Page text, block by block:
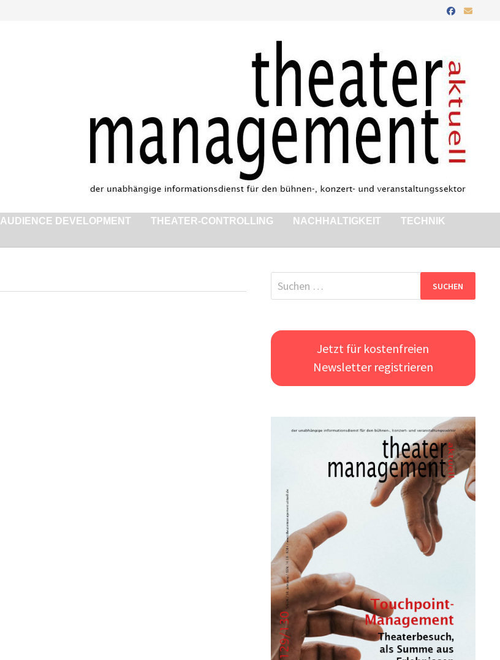
AUDIENCE DEVELOPMENT THEATER-CONTROLLING NACHHALTIGKEIT
TECHNIK
Suchen
nach:
Jetzt für kostenfreien
Newsletter registrieren